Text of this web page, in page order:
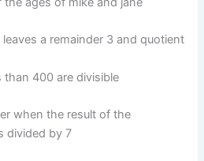
a remainder 3 and quotient
400 are divisible
when the result of the
divided by 7